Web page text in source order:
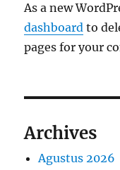
As a new
dashboard to
pages for your
Archives
Agustus 2026